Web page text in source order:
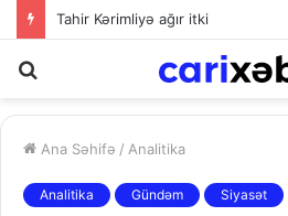
Tahir Kərimliyə ağır itki
Ana Səhifə / Analitika
Analitika Gündəm Siyasət